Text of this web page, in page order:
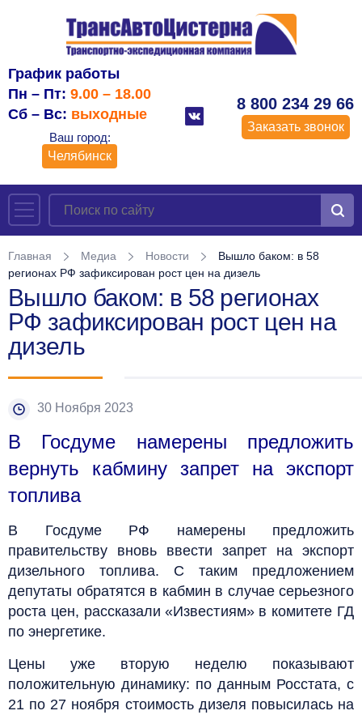
График работы
Пн – Пт: 9.00 – 18.00
Сб – Вс: выходные
Ваш город:
Челябинск
8 800 234 29 66
Заказать звонок
Главная Медиа Новости
Вышло баком: в 58
регионах РФ зафиксирован рост цен на дизель
Вышло баком: в 58 регионах
РФ зафиксирован рост цен на
дизель
30 Ноября 2023
В Госдуме намерены предложить
вернуть кабмину запрет на экспорт
топлива
В Госдуме РФ намерены предложить
правительству вновь ввести запрет на экспорт
дизельного топлива. С таким предложением
депутаты обратятся в кабмин в случае серьезного
роста цен, рассказали «Известиям» в комитете ГД
по энергетике.
Цены уже вторую неделю показывают
положительную динамику: по данным Росстата, с
21 по 27 ноября стоимость дизеля повысилась на